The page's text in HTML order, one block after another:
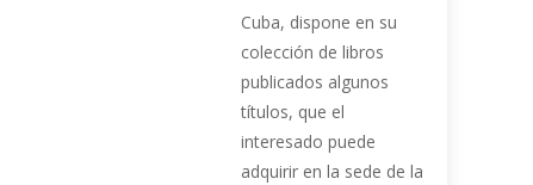
Cuba, dispone en su
colección de libros
publicados algunos
títulos, que el
interesado puede
adquirir en la sede de la